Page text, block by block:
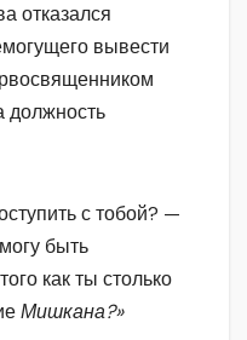
отказался
вывести
должность
с тобой? —
быть
как ты столько
Мишкана?»